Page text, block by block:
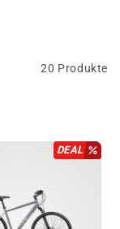
20 Produkte
DEAL